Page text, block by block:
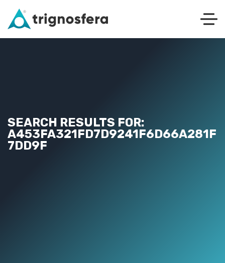
SEARCH RESULTS FOR:
A453FA321FD7D9241F6D66A281F
7DD9F